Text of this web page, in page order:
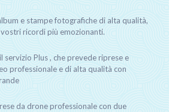
e stampe fotografiche di alta qualità,
ricordi più emozionanti.
servizio Plus , che prevede riprese e
professionale e di alta qualità con
da drone professionale con due